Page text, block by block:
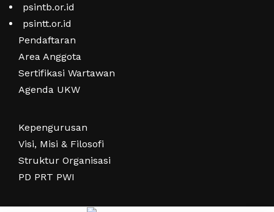
psintb.or.id
psintt.or.id
Pendaftaran
Area Anggota
Sertifikasi Wartawan
Agenda UKW
Kepengurusan
Visi, Misi & Filosofi
Struktur Organisasi
PD PRT PWI